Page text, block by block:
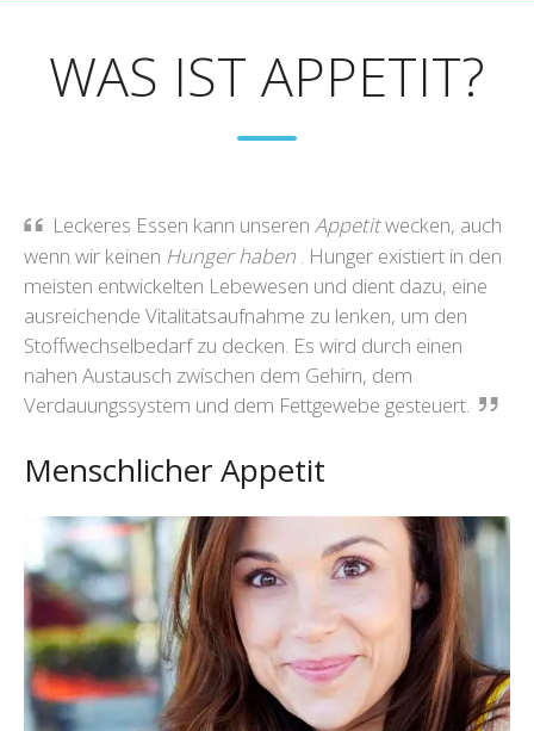
WAS IST APPETIT?
Leckeres Essen kann unserenAppetitwecken, auch
wenn wir keinen Hunger haben . Hunger existiert in den
meisten entwickelten Lebewesen und dient dazu, eine
ausreichende Vitalitätsaufnahme zu lenken, um den
Stoffwechselbedarf zu decken. Es wird durch einen
nahen Austausch zwischen dem Gehirn, dem
Verdauungssystem und dem Fettgewebe gesteuert.
Menschlicher Appetit